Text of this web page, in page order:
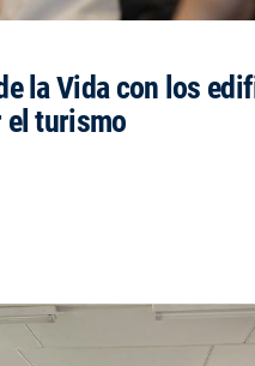
la Vida con los
el turismo